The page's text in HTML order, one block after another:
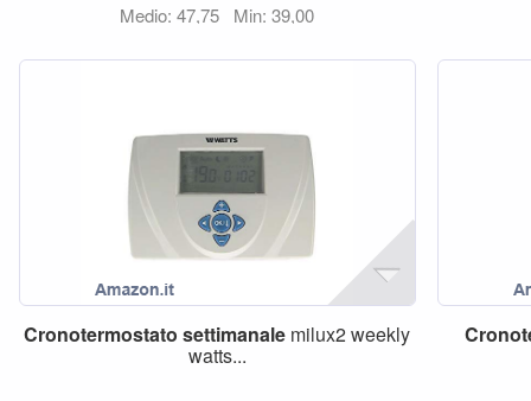
Medio: 47,75 Min: 39,00
Cronotermostato settimanale milux2 weekly
watts...